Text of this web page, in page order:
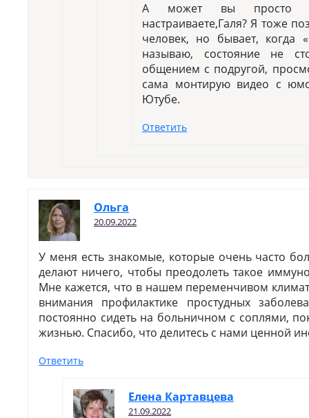
А может вы просто
настраиваете,Галя? Я тоже
человек, но бывает, когда
называю, состояние не
общением с подругой,
сама монтирую видео с
Ютубе.
Ответить
Ольга
20.09.2022
У меня есть знакомые, которые очень часто
делают ничего, чтобы преодолеть такое
Мне кажется, что в нашем переменчивом
внимания профилактике простудных
постоянно сидеть на больничном с соплями,
жизнью. Спасибо, что делитесь с нами ценной
Ответить
Елена Картавцева
21.09.2022